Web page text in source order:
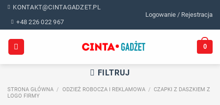
Skip
content
KONTAKT@CINTAGADZET.PL
+48 226 022 967
Logowanie / Rejestracja
0
FILTRUJ
STRONA GŁÓWNA / ODZIEŻ ROBOCZA I REKLAMOWA / CZAPKI Z DASZKIEM Z
LOGO FIRMY